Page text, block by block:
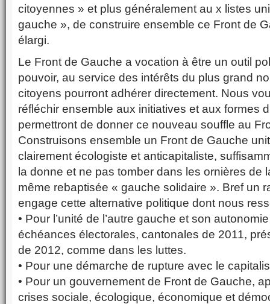
citoyennes » et plus généralement au x listes
gauche », de construire ensemble ce Front de
élargi.
Le Front de Gauche a vocation à être un outil
pouvoir, au service des intérêts du plus grand
citoyens pourront adhérer directement. Nous
réfléchir ensemble aux initiatives et aux formes
permettront de donner ce nouveau souffle au
Construisons ensemble un Front de Gauche
clairement écologiste et anticapitaliste,
la donne et ne pas tomber dans les ornières de
même rebaptisée « gauche solidaire ». Bref un
engage cette alternative politique dont nous
• Pour l’unité de l’autre gauche et son
échéances électorales, cantonales de 2011,
de 2012, comme dans les luttes.
• Pour une démarche de rupture avec le
• Pour un gouvernement de Front de Gauche,
crises sociale, écologique, économique et